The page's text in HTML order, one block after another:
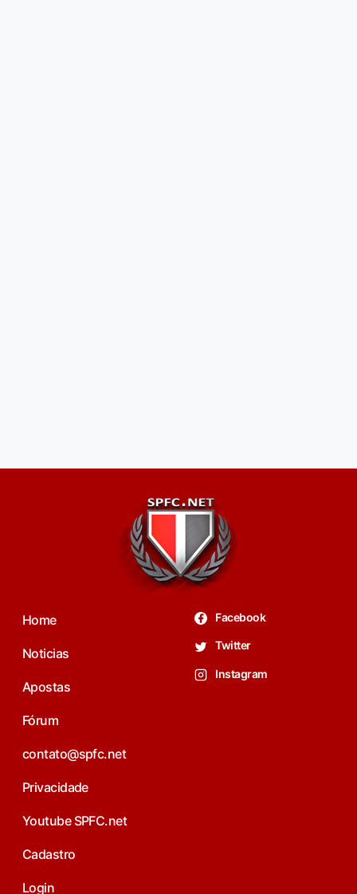
Home
Noticias
Apostas
Fórum
contato@spfc.net
Privacidade
Youtube SPFC.net
Cadastro
Login
Facebook
Twitter
Instagram